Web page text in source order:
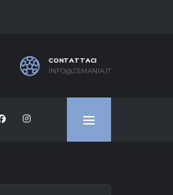
CONTATTACI
INFO@ZEMANIA.IT